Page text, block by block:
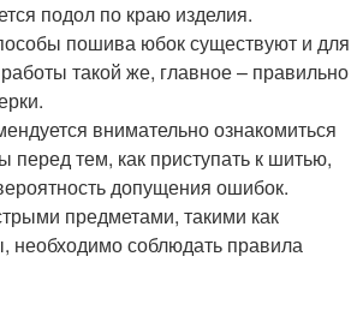
подол по краю изделия.
пошива юбок существуют и для
такой же, главное – правильно
внимательно ознакомиться
перед тем, как приступать к шитью,
допущения ошибок.
предметами, такими как
необходимо соблюдать правила